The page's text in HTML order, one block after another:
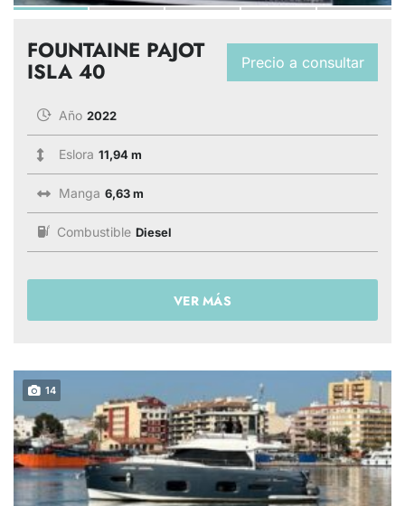
Precio a consultar
FOUNTAINE PAJOT
ISLA 40
Año 2022
Eslora 11,94 m
Manga 6,63 m
Combustible Diesel
VER MÁS
14